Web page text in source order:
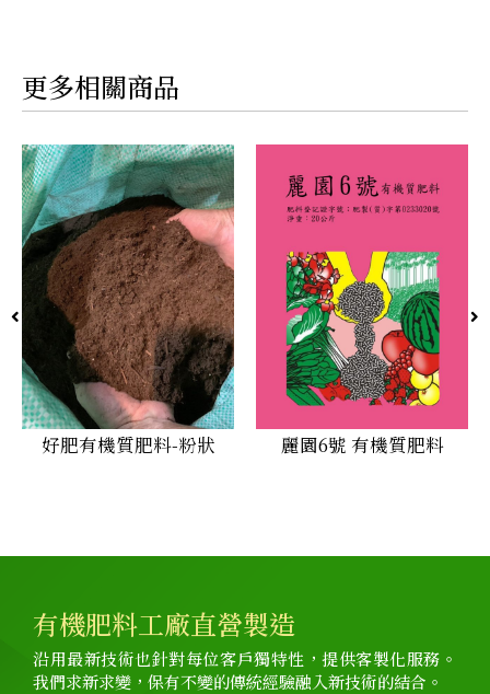
更多相關商品
好肥有機質肥料-粉狀 麗園6號 有機質肥料
有機肥料工廠直營製造
沿用最新技術也針對每位客戶獨特性，提供客製化服務。
我們求新求變，保有不變的傳統經驗融入新技術的結合。